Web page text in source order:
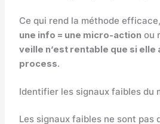
Ce qui rend la méthode
une info = une micro-action ou
veille n’est rentable que si elle
process.
Identifier les signaux faibles du
Les signaux faibles ne sont pas